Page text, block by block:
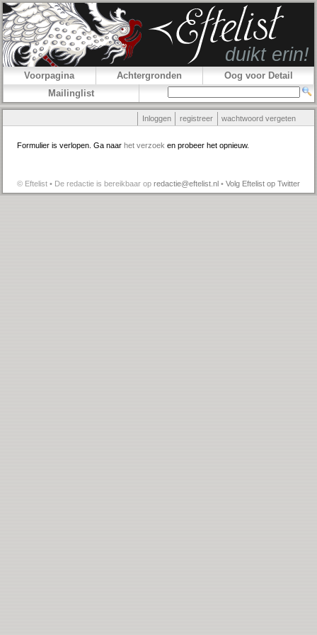
Voorpagina Achtergronden
Oog voor Detail
Mailinglist
Inloggen registreer wachtwoord vergeten
Formulier is verlopen. Ga naar het verzoek en probeer het opnieuw.
© Eftelist • De redactie is bereikbaar op redactie@eftelist.nl • Volg Eftelist op Twitter